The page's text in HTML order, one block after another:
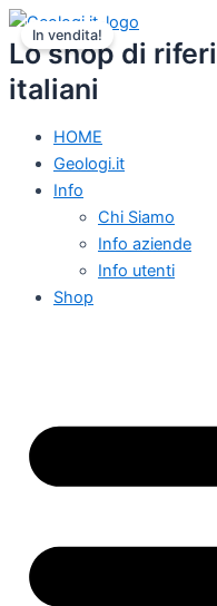
Vai
al
contenuto
Lo shop di
italiani
HOME
Geologi.it
Info
Chi Siamo
Info aziende
Info utenti
Shop
In vendita!
prezzo
originale
prezzo